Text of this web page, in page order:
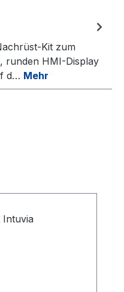
Kit zum
runden HMI-Display
d… Mehr